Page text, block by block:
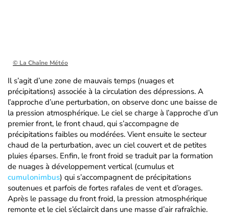
© La Chaîne Météo
Il s’agit d’une zone de mauvais temps (nuages et
précipitations) associée à la circulation des dépressions. A
l’approche d’une perturbation, on observe donc une baisse de
la pression atmosphérique. Le ciel se charge à l’approche d’un
premier front, le front chaud, qui s’accompagne de
précipitations faibles ou modérées. Vient ensuite le secteur
chaud de la perturbation, avec un ciel couvert et de petites
pluies éparses. Enfin, le front froid se traduit par la formation
de nuages à développement vertical (cumulus et
cumulonimbus) qui s’accompagnent de précipitations
soutenues et parfois de fortes rafales de vent et d’orages.
Après le passage du front froid, la pression atmosphérique
remonte et le ciel s’éclaircit dans une masse d’air rafraîchie.